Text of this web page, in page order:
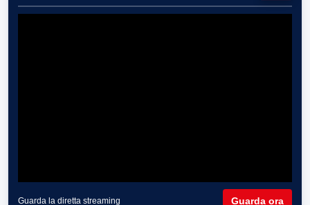
Guarda la diretta streaming Guarda ora